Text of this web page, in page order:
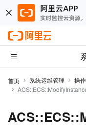
首页 系统运维管理 操